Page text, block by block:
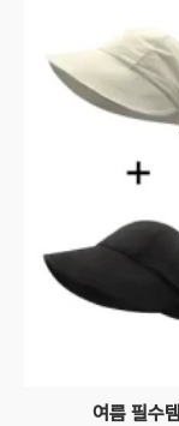
여름 필수